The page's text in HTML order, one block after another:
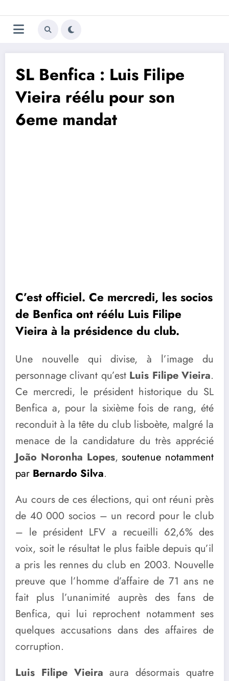
au
contenu
Trivela
L'actualité du football
SL Benfica : Luis Filipe
Vieira réélu pour son
6eme mandat
C’est officiel. Ce mercredi, les socios
de Benfica ont réélu Luis Filipe
Vieira à la présidence du club.
Une nouvelle qui divise, à l’image du
personnage clivant qu’est Luis Filipe Vieira.
Ce mercredi, le président historique du SL
Benfica a, pour la sixième fois de rang, été
reconduit à la tête du club lisboète, malgré la
menace de la candidature du très apprécié
João Noronha Lopes,soutenue notamment
par Bernardo Silva.
Au cours de ces élections, qui ont réuni près
de 40 000 socios – un record pour le club
– le président LFV a recueilli 62,6% des
voix, soit le résultat le plus faible depuis qu’il
a pris les rennes du club en 2003. Nouvelle
preuve que l’homme d’affaire de 71 ans ne
fait plus l’unanimité auprès des fans de
Benfica, qui lui reprochent notamment ses
quelques accusations dans des affaires de
corruption.
Luis Filipe Vieira aura désormais quatre